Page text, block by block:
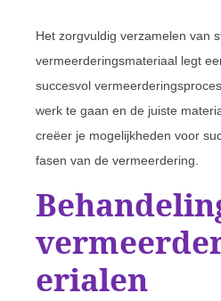
Het zorgvuldig verzamelen van
vermeerderingsmateriaal legt
succesvol
werk te gaan en de juiste
creëer je mogelijkheden voor
fasen van de vermeerdering.
erialen